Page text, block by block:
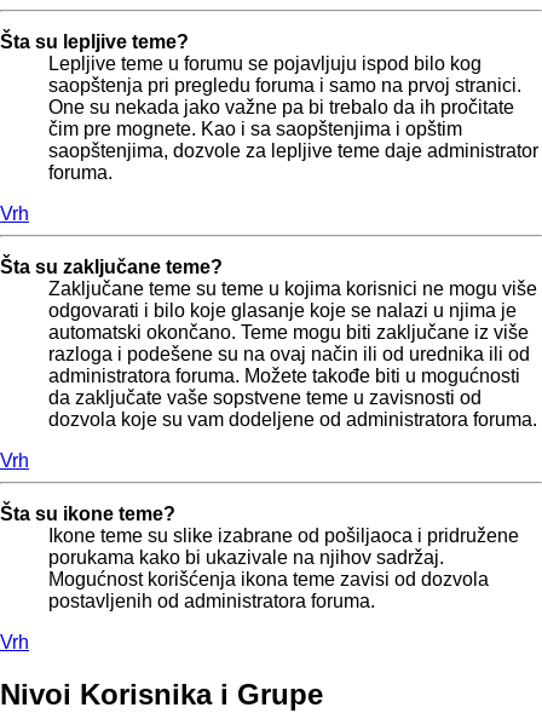
Šta su lepljive teme?
Lepljive teme u forumu se pojavljuju ispod bilo kog
saopštenja pri pregledu foruma i samo na prvoj stranici.
One su nekada jako važne pa bi trebalo da ih pročitate
čim pre mognete. Kao i sa saopštenjima i opštim
saopštenjima, dozvole za lepljive teme daje administrator
foruma.
Vrh
Šta su zaključane teme?
Zaključane teme su teme u kojima korisnici ne mogu više
odgovarati i bilo koje glasanje koje se nalazi u njima je
automatski okončano. Teme mogu biti zaključane iz više
razloga i podešene su na ovaj način ili od urednika ili od
administratora foruma. Možete takođe biti u mogućnosti
da zaključate vaše sopstvene teme u zavisnosti od
dozvola koje su vam dodeljene od administratora foruma.
Vrh
Šta su ikone teme?
Ikone teme su slike izabrane od pošiljaoca i pridružene
porukama kako bi ukazivale na njihov sadržaj.
Mogućnost korišćenja ikona teme zavisi od dozvola
postavljenih od administratora foruma.
Vrh
Nivoi Korisnika i Grupe